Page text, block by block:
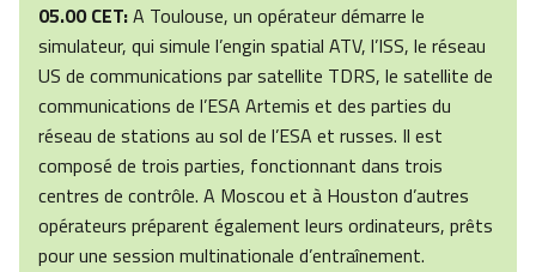
05.00 CET:A Toulouse, un opérateur démarre le
simulateur, qui simule l’engin spatial ATV, l’ISS, le réseau
US de communications par satellite TDRS, le satellite de
communications de l’ESA Artemis et des parties du
réseau de stations au sol de l’ESA et russes. Il est
composé de trois parties, fonctionnant dans trois
centres de contrôle. A Moscou et à Houston d’autres
opérateurs préparent également leurs ordinateurs, prêts
pour une session multinationale d’entraînement.